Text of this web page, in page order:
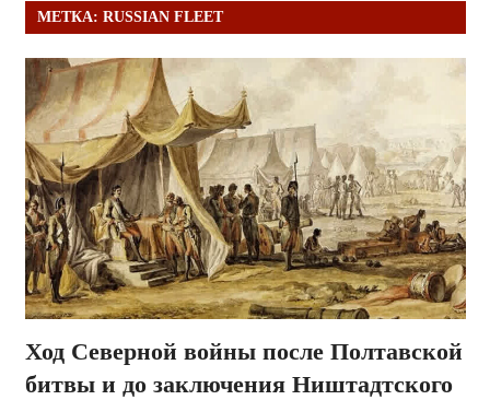
МЕТКА: RUSSIAN FLEET
Ход Северной войны после Полтавской
битвы и до заключения Ништадтского